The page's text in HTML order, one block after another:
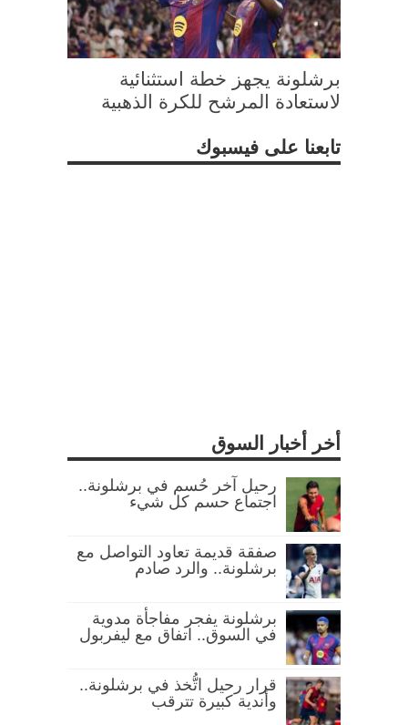
برشلونة يجهز خطة استثنائية
لاستعادة المرشح للكرة الذهبية
تابعنا على فيسبوك
أخر أخبار السوق
رحيل آخر حُسم في برشلونة..
اجتماع حسم كل شيء
صفقة قديمة تعاود التواصل مع
برشلونة.. والرد صادم
برشلونة يفجر مفاجأة مدوية
في السوق.. اتفاق مع ليفربول
قرار رحيل اتُّخذ في برشلونة..
وأندية كبيرة تترقب